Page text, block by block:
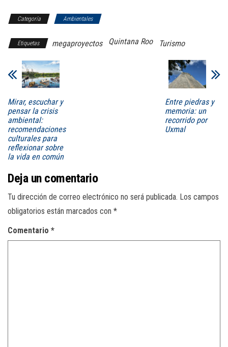
Categoría Ambientales
Etiquetas megaproyectos Quintana Roo Turismo
Mirar, escuchar y
pensar la crisis
ambiental:
recomendaciones
culturales para
reflexionar sobre
la vida en común
Entre piedras y
memoria: un
recorrido por
Uxmal
Deja un comentario
Tu dirección de correo electrónico no será publicada. Los campos
obligatorios están marcados con *
Comentario *